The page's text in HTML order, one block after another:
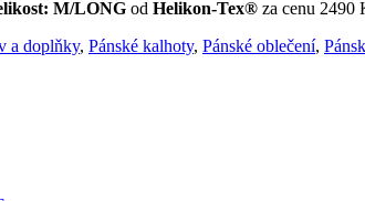
M/LONG od Helikon-Tex® za cenu 2490
a doplňky, Pánské kalhoty, Pánské oblečení,